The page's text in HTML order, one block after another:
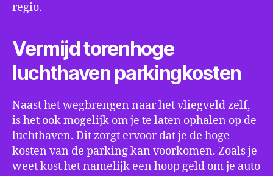
regio.
Vermijd torenhoge
luchthaven parkingkosten
Naast het wegbrengen naar het vliegveld zelf,
is het ook mogelijk om je te laten ophalen op de
luchthaven. Dit zorgt ervoor dat je de hoge
kosten van de parking kan voorkomen. Zoals je
weet kost het namelijk een hoop geld om je auto